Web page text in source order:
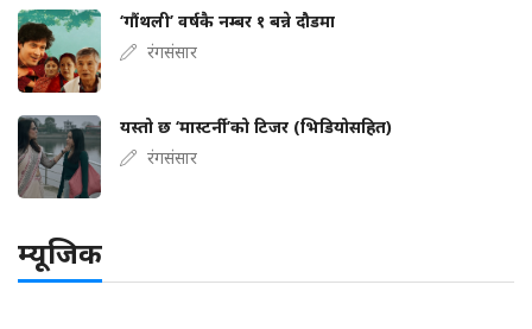
‘गौंथली’ वर्षकै नम्बर १ बन्ने दौडमा
रंगसंसार
यस्तो छ ‘मास्टर्नी’को टिजर (भिडियोसहित)
रंगसंसार
म्यूजिक